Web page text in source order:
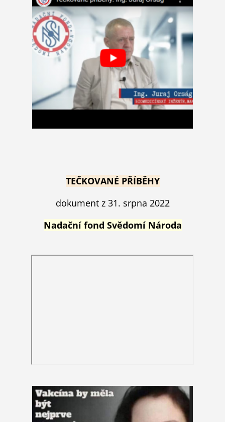
TEČKOVANÉ PŘÍBĚHY
dokument z 31. srpna 2022
Nadační fond Svědomí Národa